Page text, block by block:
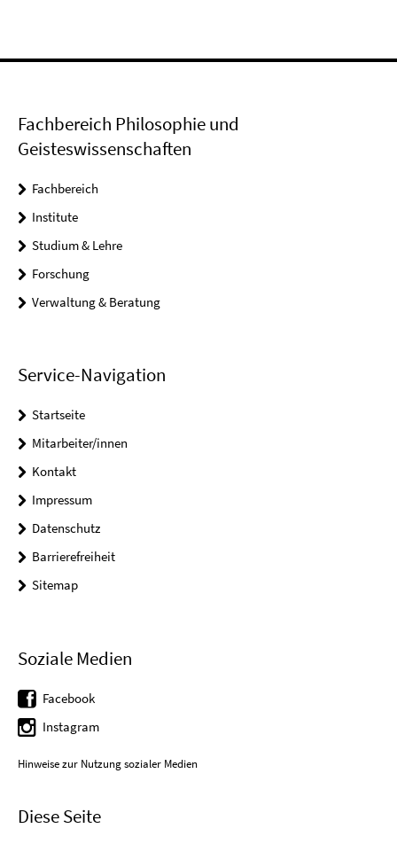
Fachbereich Philosophie und
Geisteswissenschaften
Fachbereich
Institute
Studium & Lehre
Forschung
Verwaltung & Beratung
Service-Navigation
Startseite
Mitarbeiter/innen
Kontakt
Impressum
Datenschutz
Barrierefreiheit
Sitemap
Soziale Medien
Facebook
Instagram
Hinweise zur Nutzung sozialer Medien
Diese Seite